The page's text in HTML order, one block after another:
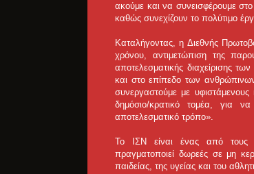
ακούμε και να συνεισφέρουμε
καθώς συνεχίζουν το πολύτιμο
Καταλήγοντας, η Διεθνής
χρόνου, αντιμετώπιση της
αποτελεσματικής διαχείρισης
και στο επίπεδο των
συνεργαστούμε με
δημόσιο/κρατικό τομέα, για
αποτελεσματικό τρόπο».
Το ΙΣΝ είναι ένας από τους
πραγματοποιεί δωρεές σε μη
παιδείας, της υγείας και του